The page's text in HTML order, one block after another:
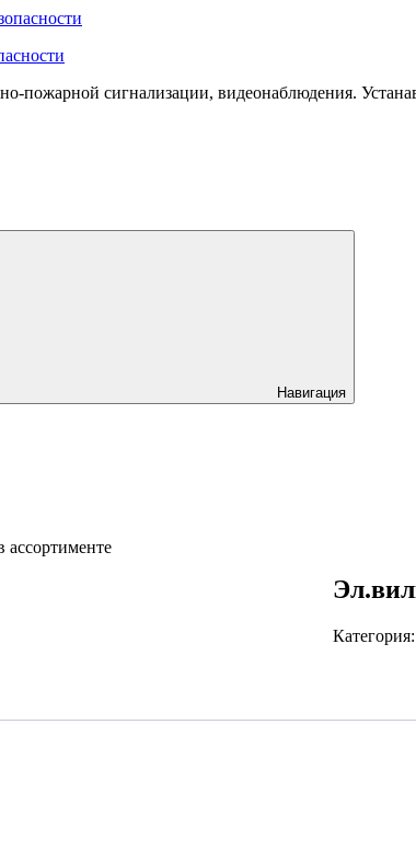
пожарной сигнализации, видеонаблюдения.
Навигация
ассортименте
Категория: